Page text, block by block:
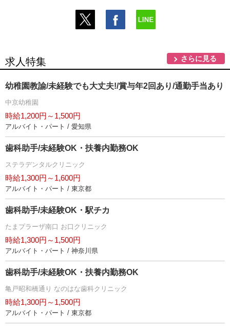
求人特集 さらに見る
幼稚園教諭/未経験でも大丈夫!/賞与年2回あり/通勤手当あり
中京幼稚園
時給1,200円～1,500円
アルバイト・パート / 愛知県
歯科助手/未経験OK・扶養内勤務OK
ステラデンタルクリニック
時給1,300円～1,600円
アルバイト・パート / 東京都
歯科助手/未経験OK・駅チカ
たまプラーザ南口 お口クリニック
時給1,300円～1,500円
アルバイト・パート / 神奈川県
歯科助手/未経験OK・扶養内勤務OK
亀戸昭和橋通り なのはな歯科クリニック
時給1,300円～1,500円
アルバイト・パート / 東京都